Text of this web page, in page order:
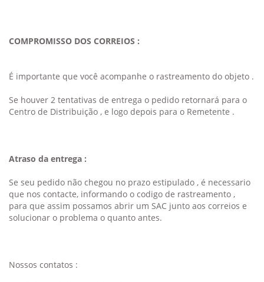
COMPROMISSO DOS CORREIOS :
É importante que você acompanhe o rastreamento do objeto .
Se houver 2 tentativas de entrega o pedido retornará para o
Centro de Distribuição , e logo depois para o Remetente .
Atraso da entrega :
Se seu pedido não chegou no prazo estipulado , é necessario
que nos contacte, informando o codigo de rastreamento ,
para que assim possamos abrir um SAC junto aos correios e
solucionar o problema o quanto antes.
Nossos contatos :